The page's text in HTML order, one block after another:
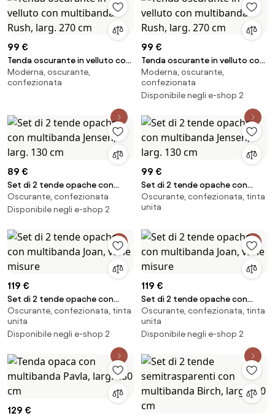
99 €
Tenda oscurante in velluto con
multibanda Rush, larg. 270 cm
Moderna, oscurante,
confezionata
99 €
Tenda oscurante in velluto con
multibanda Rush, larg. 270 cm
Moderna, oscurante,
confezionata
Disponibile negli e-shop 2
89 €
Set di 2 tende opache con
multibanda Jensen, larg. 130 cm
Oscurante, confezionata
Disponibile negli e-shop 2
99 €
Set di 2 tende opache con
multibanda Jensen, larg. 130 cm
Oscurante, confezionata, tinta
unita
119 €
Set di 2 tende opache con
multibanda Joan, varie misure
Oscurante, confezionata, tinta
unita
Disponibile negli e-shop 2
119 €
Set di 2 tende opache con
multibanda Joan, varie misure
Oscurante, confezionata, tinta
unita
Disponibile negli e-shop 2
129 €